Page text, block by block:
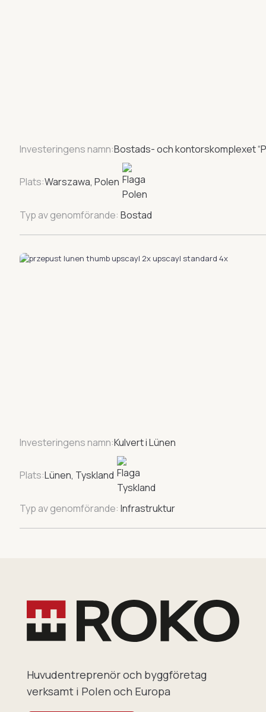
Investeringens namn:Bostads- och kontorskomplexet
Plats:Warszawa, Polen
Typ av genomförande: Bostad
Investeringens namn:Kulvert i Lünen
Plats:Lünen, Tyskland
Typ av genomförande: Infrastruktur
Huvudentreprenör och byggföretag
verksamt i Polen och Europa